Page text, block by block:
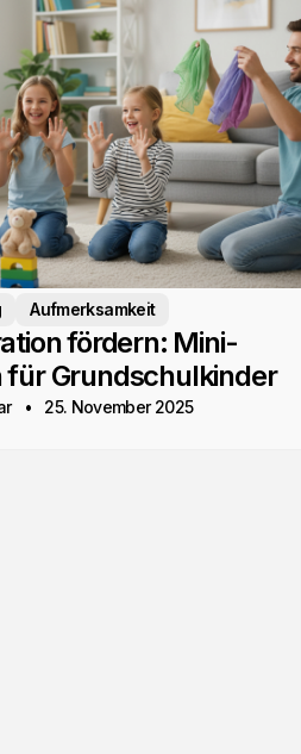
Aufmerksamkeit
fördern: Mini-
für Grundschulkinder
25. November 2025